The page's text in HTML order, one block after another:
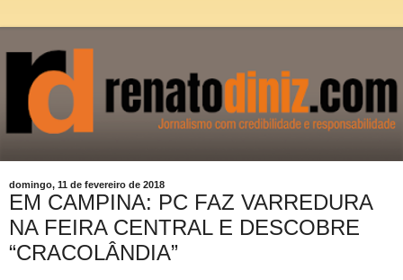
domingo, 11 de fevereiro de 2018
EM CAMPINA: PC FAZ VARREDURA
NA FEIRA CENTRAL E DESCOBRE
“CRACOLÂNDIA”